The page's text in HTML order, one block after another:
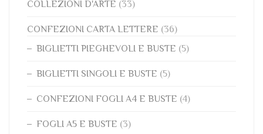
COLLEZIONI D'ARTE (33)
CONFEZIONI CARTA LETTERE (36)
BIGLIETTI PIEGHEVOLI E BUSTE (5)
BIGLIETTI SINGOLI E BUSTE (5)
CONFEZIONI FOGLI A4 E BUSTE (4)
FOGLI A5 E BUSTE (3)